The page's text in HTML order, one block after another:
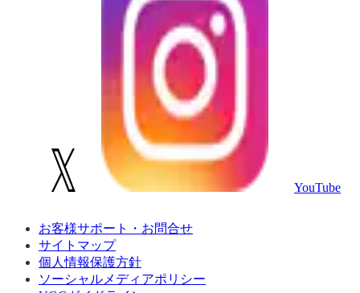
YouTube
お客様サポート・お問合せ
サイトマップ
個人情報保護方針
ソーシャルメディアポリシー